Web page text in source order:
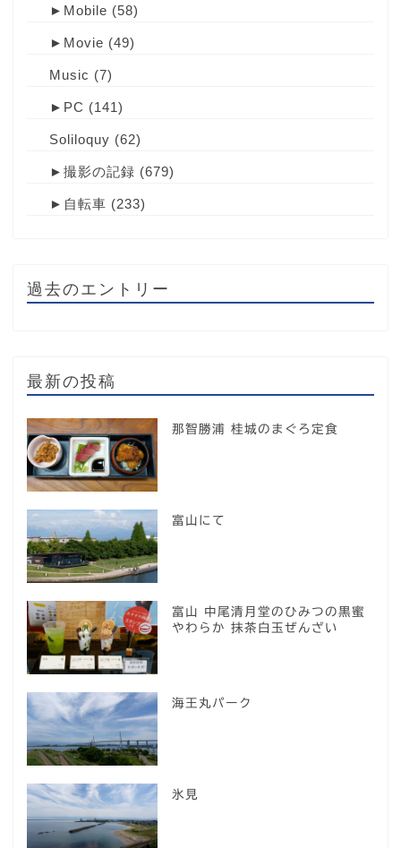
► Mobile (58)
► Movie (49)
Music (7)
► PC (141)
Soliloquy (62)
► 撮影の記録 (679)
► 自転車 (233)
過去のエントリー
最新の投稿
那智勝浦 桂城のまぐろ定食
富山にて
富山 中尾清月堂のひみつの黒蜜
やわらか 抹茶白玉ぜんざい
海王丸パーク
氷見